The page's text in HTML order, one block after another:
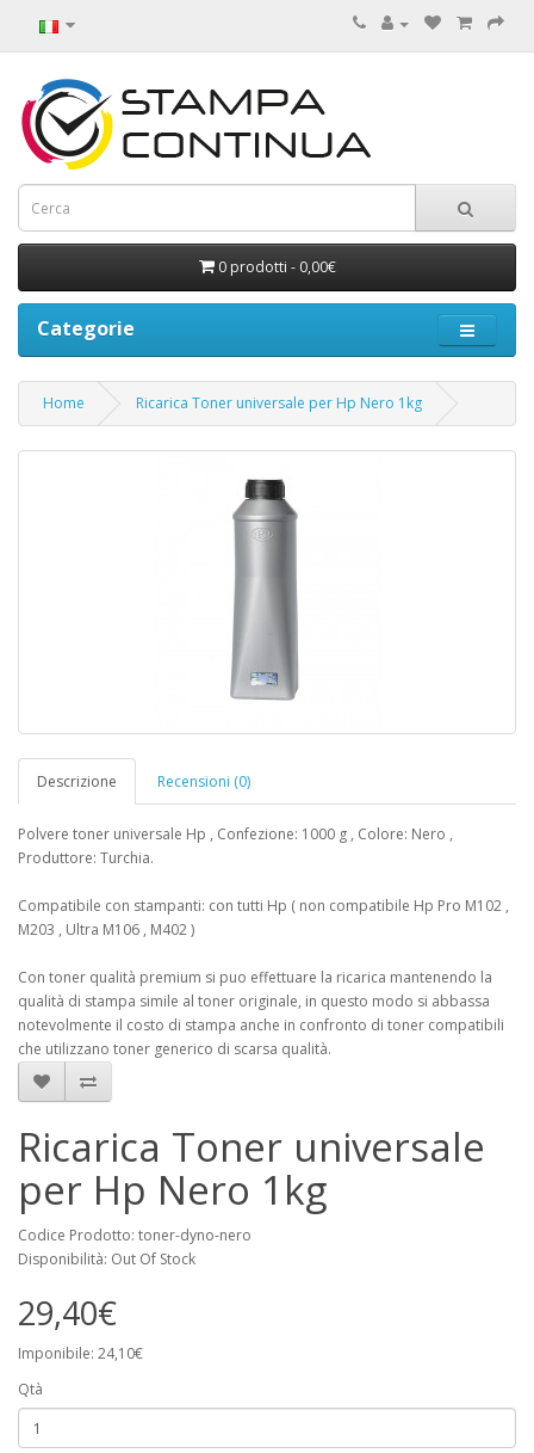
0 prodotti - 0,00€
Categorie
Home Ricarica Toner universale per Hp Nero 1kg
Descrizione Recensioni (0)
Polvere toner universale Hp , Confezione: 1000 g , Colore: Nero ,
Produttore: Turchia.
Compatibile con stampanti: con tutti Hp ( non compatibile Hp Pro M102 ,
M203 , Ultra M106 , M402 )
Con toner qualità premium si puo effettuare la ricarica mantenendo la
qualità di stampa simile al toner originale, in questo modo si abbassa
notevolmente il costo di stampa anche in confronto di toner compatibili
che utilizzano toner generico di scarsa qualità.
Ricarica Toner universale
per Hp Nero 1kg
Codice Prodotto: toner-dyno-nero
Disponibilità: Out Of Stock
29,40€
Imponibile: 24,10€
Qtà